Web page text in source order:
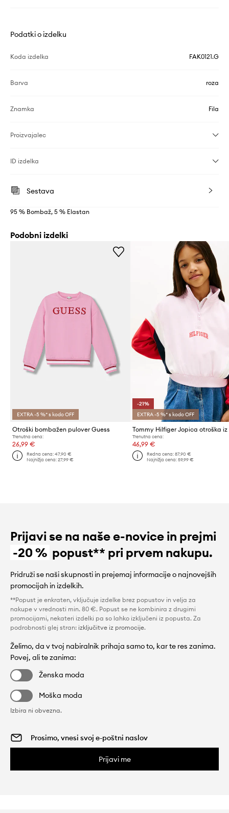
Podatki o izdelku
Koda izdelka FAK0121.G
Barva roza
Znamka Fila
Proizvajalec
ID izdelka
Sestava
95 % Bombaž, 5 % Elastan
Podobni izdelki
EXTRA -5 %* s kodo OFF
Otroški bombažen pulover Guess
Trenutna cena:
26,99 €
Redna cena:47,90 €
Najnižja cena:27,99 €
-21%
EXTRA -5 %* s kodo OFF
Trenutna cena:
46,99 €
Redna cena: 87,90 €
Najnižja cena: 59,99 €
Prijavi se na naše e-novice in prejmi
-20 % popust** pri prvem nakupu.
Pridruži se naši skupnosti in prejemaj informacije o najnovejših
promocijah in izdelkih.
**Popust je enkraten, vključuje izdelke brez popustov in velja za
nakupe v vrednosti min. 80 €. Popust se ne kombinira z drugimi
promocijami, nekateri izdelki pa so lahko izključeni iz popusta. Za
podrobnosti glej stran: izključitve iz promocije.
Želimo, da v tvoj nabiralnik prihaja samo to, kar te res zanima.
Povej, ali te zanima:
Ženska moda
Moška moda
Izbira ni obvezna.
Prijavi me